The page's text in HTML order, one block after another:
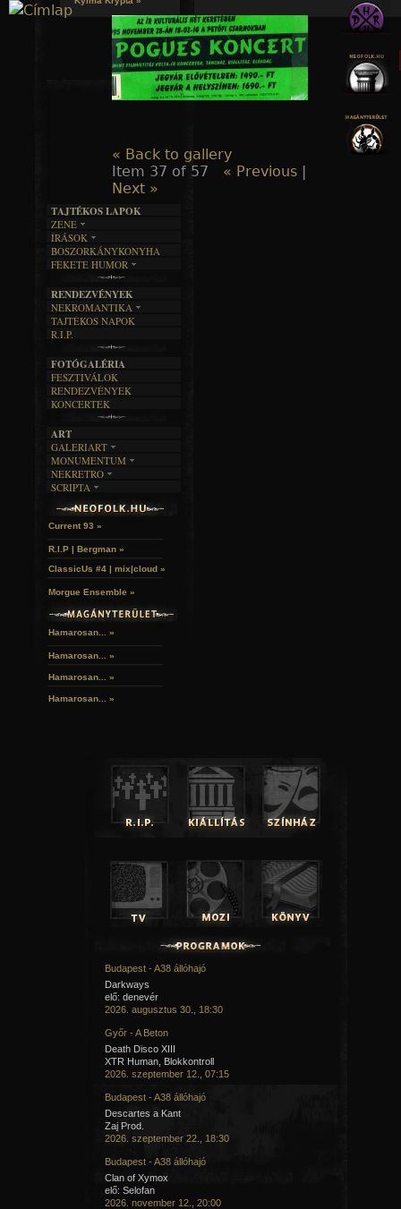
Jump to navigation
« Back to gallery
Item 37 of 57
« Previous |
Next »
TAJTÉKOS LAPOK
ZENE
EGYÜTTESEK
INTERJÚK
FORDÍTÁSOK
DALSZÖVEGEK
ÍRÁSOK
IRODALOM
FILM
ÍRÁSTÖRTÉNET
BOSZORKÁNYKONYHA
FEKETE HUMOR
SZÖVEGES
RENDEZVÉNYEK
NEKROMANTIKA
AKTUÁLIS
A MÚLT
TAJTÉKOS NAPOK
R.I.P.
FOTÓGALÉRIA
FESZTIVÁLOK
RENDEZVÉNYEK
KONCERTEK
ART
GALERIART
ARTGALERI
KÉPREGÉNYEK
LAKÁSKULTS
MONUMENTUM
TEMETŐK
TEMPLOMOK
VÁRAK
HELYEK
NEKRETRO
SZUBKULT
FEKETE LYUK
RELIKVIÁK
SCRIPTA
NOVELLÁK
VERSEK
Current 93 »
R.I.P | Bergman »
ClassicUs #4 | mix|cloud »
Morgue Ensemble »
Hamarosan... »
Hamarosan... »
Hamarosan... »
Hamarosan... »
Budapest - A38 állóhajó
Darkways
elő: denevér
2026. augusztus 30., 18:30
Győr - A Beton
Death Disco XIII
XTR Human, Blokkontroll
2026. szeptember 12., 07:15
Budapest - A38 állóhajó
Descartes a Kant
Zaj Prod.
2026. szeptember 22., 18:30
Budapest - A38 állóhajó
Clan of Xymox
elő: Selofan
2026. november 12., 20:00